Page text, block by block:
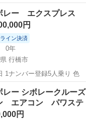
昭島駅 その他 MSD
レー エクスプレス
円
イン決済
0年
行橋市
1ナンバー登録5人乗り 色
ホイールは純正15インチ
ます。 パッセンジャーで
ン...
その他 シボレー
レー シボレークルー
エアコン パワス
円